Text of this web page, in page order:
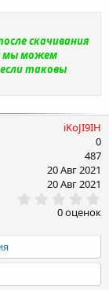
скачивания
мы можем
таковы
iKoJI9IH
0
487
20 Авг 2021
20 Авг 2021
.
0
0
в
ё
з
0 оценок